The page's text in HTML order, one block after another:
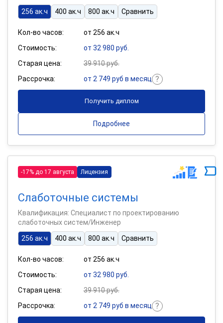
256 ак.ч
400 ак.ч 800 ак.ч Сравнить
Кол-во часов:
от 256 ак.ч
Стоимость:
от 32 980 руб.
Старая цена:
39 910 руб.
Рассрочка:
от 2 749 руб в месяц
Получить диплом
Подробнее
-17% до 17 августа Лицензия
Слаботочные системы
Квалификация: Специалист по проектированию
слаботочных систем/Инженер
256 ак.ч
400 ак.ч 800 ак.ч Сравнить
Кол-во часов:
от 256 ак.ч
Стоимость:
от 32 980 руб.
Старая цена:
39 910 руб.
Рассрочка:
от 2 749 руб в месяц